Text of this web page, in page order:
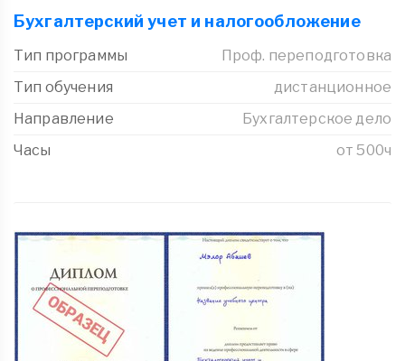
Бухгалтерский учет и налогообложение
Тип программы
Проф. переподготовка
Тип обучения
дистанционное
Направление
Бухгалтерское дело
Часы
от 500ч